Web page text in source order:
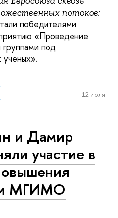
потоков:
победителями
«Проведение
группами под
12 июля
и Дамир
участие в
МГИМО